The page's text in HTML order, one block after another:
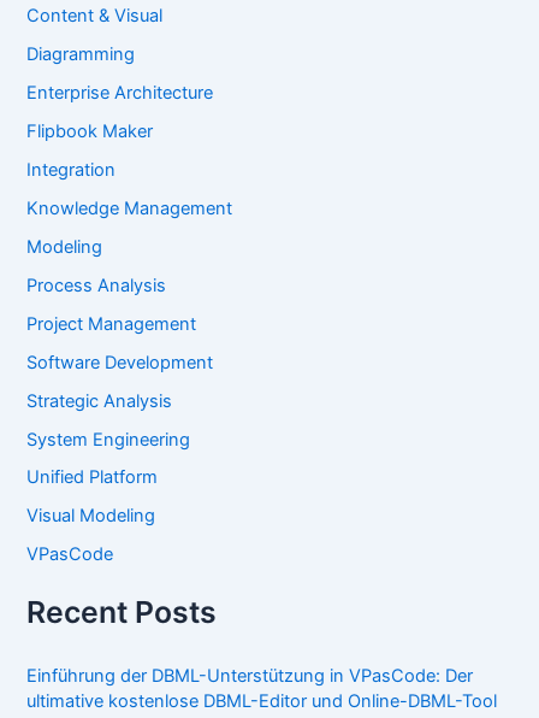
Content & Visual
Diagramming
Enterprise Architecture
Flipbook Maker
Integration
Knowledge Management
Modeling
Process Analysis
Project Management
Software Development
Strategic Analysis
System Engineering
Unified Platform
Visual Modeling
VPasCode
Recent Posts
Einführung der DBML-Unterstützung in VPasCode: Der
ultimative kostenlose DBML-Editor und Online-DBML-Tool